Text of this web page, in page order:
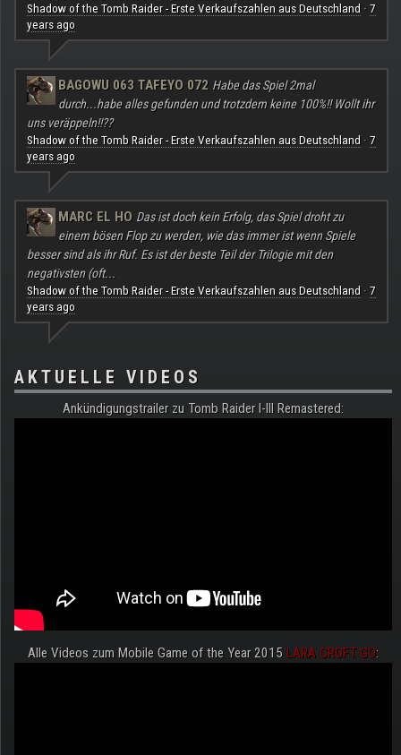
Shadow of the Tomb Raider - Erste Verkaufszahlen aus Deutschland · 7
years ago
BAGOWU 063 TAFEYO 072 Habe das Spiel 2mal
durch...habe alles gefunden und trotzdem keine 100%!! Wollt ihr
uns veräppeln!!??
Shadow of the Tomb Raider - Erste Verkaufszahlen aus Deutschland · 7
years ago
MARC EL HO Das ist doch kein Erfolg, das Spiel droht zu
einem bösen Flop zu werden, wie das immer ist wenn Spiele
besser sind als ihr Ruf. Es ist der beste Teil der Trilogie mit den
negativsten (oft...
Shadow of the Tomb Raider - Erste Verkaufszahlen aus Deutschland · 7
years ago
AKTUELLE VIDEOS
Ankündigungstrailer zu Tomb Raider I-III Remastered:
Alle Videos zum Mobile Game of the Year 2015 LARA CROFT GO: